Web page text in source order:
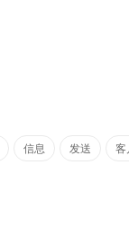
信息 发送 客